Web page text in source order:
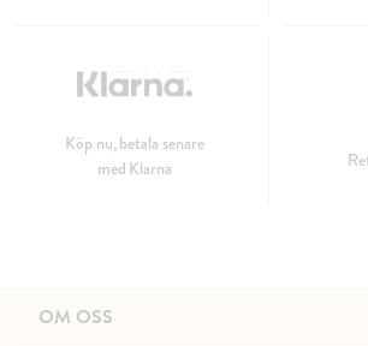
Köp nu, betala senare
med Klarna
OM OSS